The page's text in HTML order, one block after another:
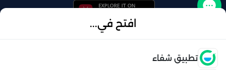
افتح في...
تطبيق شفاء © 2026 شفاء . كل الحقوق محفوظة
تواصل معنا